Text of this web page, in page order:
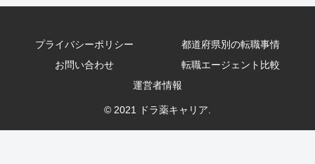
プライバシーポリシー
都道府県別の転職事情
お問い合わせ
転職エージェント比較
運営者情報
© 2021 ドラ薬キャリア.